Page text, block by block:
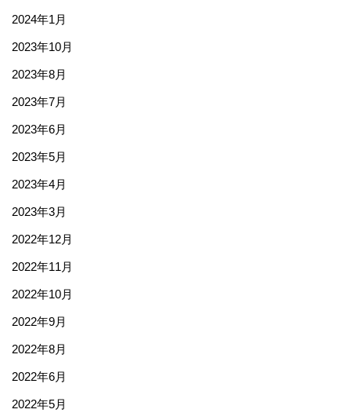
2024年1月
2023年10月
2023年8月
2023年7月
2023年6月
2023年5月
2023年4月
2023年3月
2022年12月
2022年11月
2022年10月
2022年9月
2022年8月
2022年6月
2022年5月